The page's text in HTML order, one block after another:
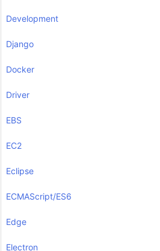
Development
Django
Docker
Driver
EBS
EC2
Eclipse
ECMAScript/ES6
Edge
Electron